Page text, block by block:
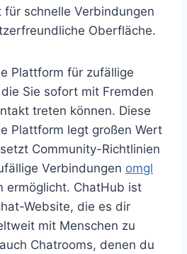
für schnelle Verbindungen
Oberfläche.
Plattform für zufällige
Sie sofort mit Fremden
treten können. Diese
Plattform legt großen Wert
Community-Richtlinien
Verbindungen omgl
ermöglicht. ChatHub ist
Website, die es dir
mit Menschen zu
Chatrooms, denen du